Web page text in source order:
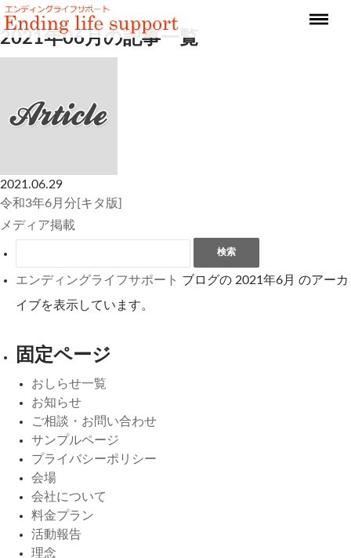
2021年06月の記事一覧
2021.06.29
令和3年6月分[キタ版]
メディア掲載
エンディングライフサポート ブログの 2021年6月 のアーカ
イブを表示しています。
固定ページ
おしらせ一覧
お知らせ
ご相談・お問い合わせ
サンプルページ
プライバシーポリシー
会場
会社について
料金プラン
活動報告
理念